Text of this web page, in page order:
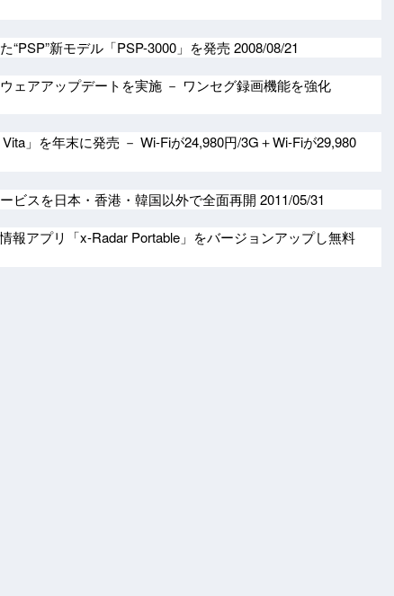
“PSP”新モデル「PSP-3000」を発売 2008/08/21
ェアアップデートを実施 － ワンセグ録画機能を強化
」を年末に発売 － Wi-Fiが24,980円/3G＋Wi-Fiが29,980
ビスを日本・香港・韓国以外で全面再開 2011/05/31
報アプリ「x-Radar Portable」をバージョンアップし無料